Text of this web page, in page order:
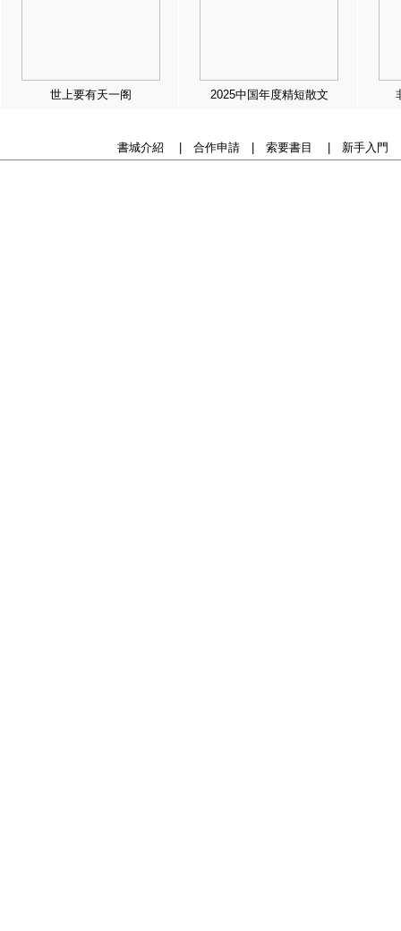
世上要有天一阁 2025中国年度精短散文
書城介紹 合作申請| 索要書目 新手入門